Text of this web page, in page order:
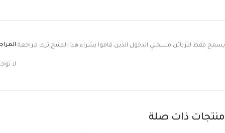
لا
يسمح فقط للزبائن مسجلي الدخول الذين قاموا بشراء هذا المنتج ترك مراجعة.
منتجات ذات صلة